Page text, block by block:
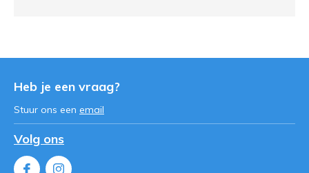
Heb je een vraag?
Stuur ons een email
Volg ons